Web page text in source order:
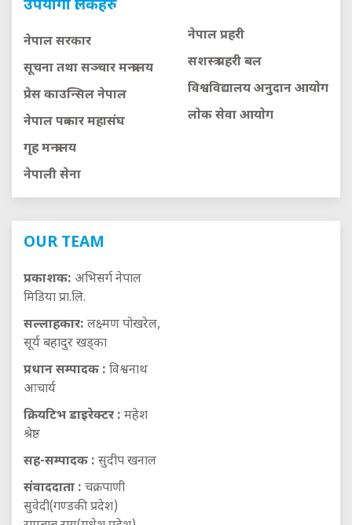
उपयोगी लिंकहरु
नेपाल सरकार
सूचना तथा सञ्चार मन्त्रालय
प्रेस काउन्सिल नेपाल
नेपाल पत्रकार महासंघ
गृह मन्त्रालय
नेपाली सेना
नेपाल प्रहरी
सशस्त्र प्रहरी बल
विश्वविद्यालय अनुदान आयाेग
लाेक सेवा आयाेग
OUR TEAM
प्रकाशक: अभिसर्ग नेपाल
मिडिया प्रा.लि.
सल्लाहकार: लक्ष्मण पोखरेल,
सूर्य बहादुर खड्का
प्रधान सम्पादक : विश्वनाथ
आचार्य
क्रियटिभ डाइरेक्टर : महेश
श्रेष्ठ
सह-सम्पादक : सुदीप खनाल
संवाददाता : चक्रपाणी
सुवेदी(गण्डकी प्रदेश)